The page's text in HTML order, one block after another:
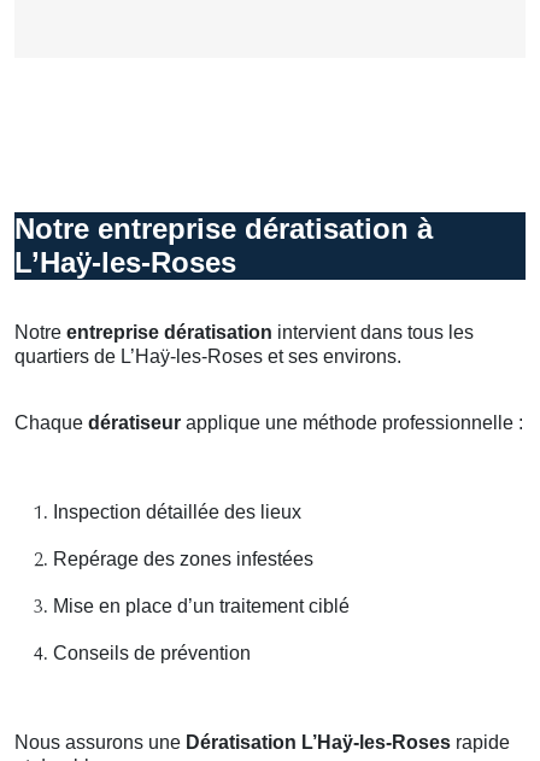
Notre entreprise dératisation à
L’Haÿ-les-Roses
Notre entreprise dératisation intervient dans tous les
quartiers de L’Haÿ-les-Roses et ses environs.
Chaque dératiseur applique une méthode professionnelle :
Inspection détaillée des lieux
Repérage des zones infestées
Mise en place d’un traitement ciblé
Conseils de prévention
Nous assurons une Dératisation L’Haÿ-les-Roses rapide